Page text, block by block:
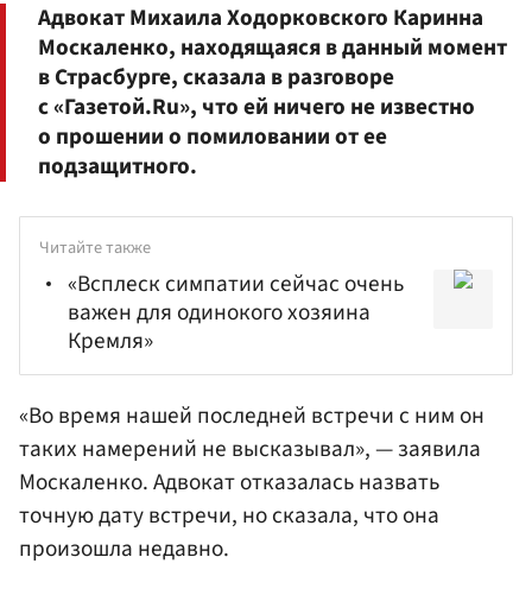
Адвокат Михаила Ходорковского Каринна
Москаленко, находящаяся в данный момент
в Страсбурге, сказала в разговоре
с «Газетой.Ru», что ей ничего не известно
о прошении о помиловании от ее
подзащитного.
Читайте также
«Всплеск симпатии сейчас очень
важен для одинокого хозяина
Кремля»
«Во время нашей последней встречи с ним он
таких намерений не высказывал», — заявила
Москаленко. Адвокат отказалась назвать
точную дату встречи, но сказала, что она
произошла недавно.